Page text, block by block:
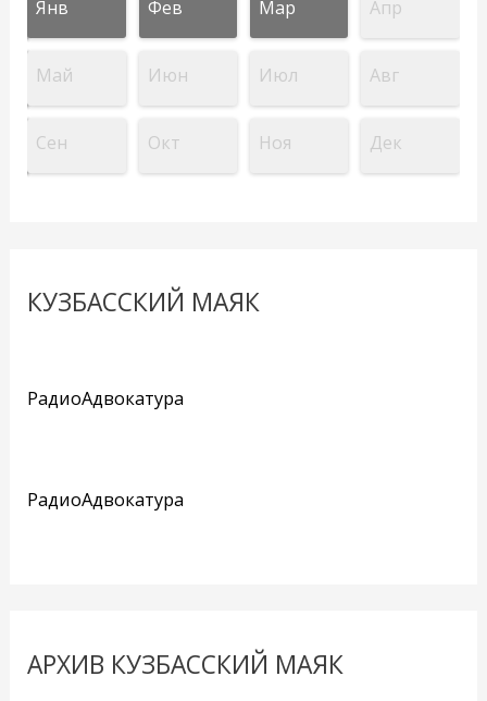
Янв Фев Мар Апр
Май Июн Июл Авг
Сен Окт Ноя Дек
КУЗБАССКИЙ МАЯК
РадиоАдвокатура
РадиоАдвокатура
АРХИВ КУЗБАССКИЙ МАЯК